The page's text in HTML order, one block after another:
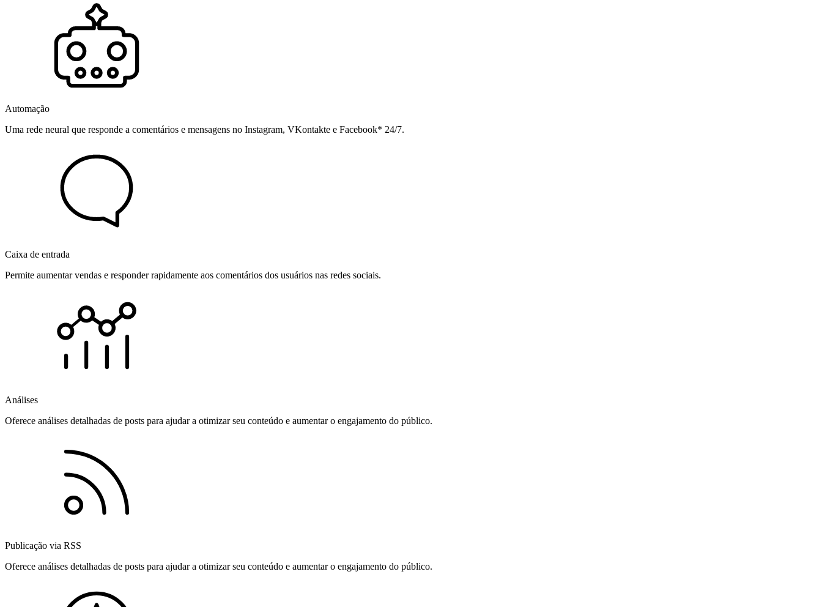
Automação
Uma rede neural que responde a comentários e mensagens no Instagram, VKontakte e Facebook* 24/7.
Caixa de entrada
Permite aumentar vendas e responder rapidamente aos comentários dos usuários nas redes sociais.
Análises
Oferece análises detalhadas de posts para ajudar a otimizar seu conteúdo e aumentar o engajamento do público.
Publicação via RSS
Oferece análises detalhadas de posts para ajudar a otimizar seu conteúdo e aumentar o engajamento do público.